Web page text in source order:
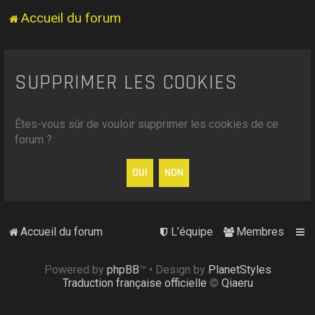
Accueil du forum
SUPPRIMER LES COOKIES
Êtes-vous sûr de vouloir supprimer les cookies de ce
forum ?
Accueil du forum Membres
L’équipe
Powered by phpBB™ • Design by PlanetStyles
Traduction française officielle © Qiaeru